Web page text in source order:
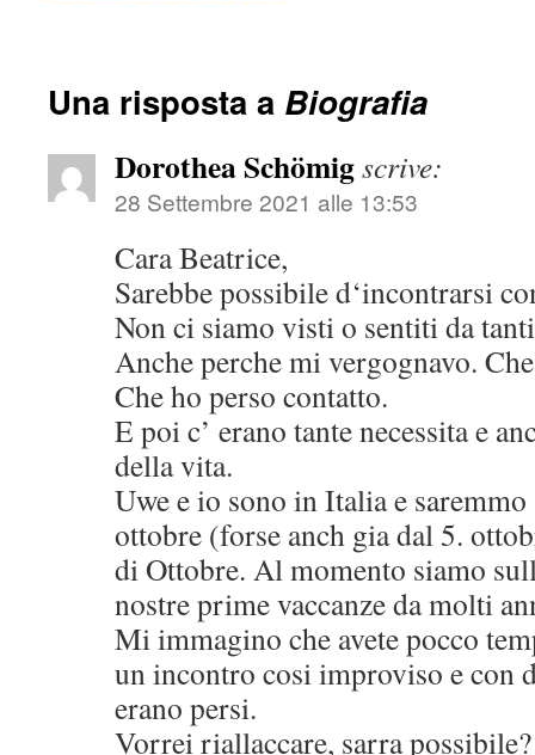
Una risposta a Biografia
Dorothea Schömigscrive:
28 Settembre 2021 alle 13:53
Cara Beatrice,
Sarebbe possibile d‘incontrarsi
Non ci siamo visti o sentiti da
Anche perche mi vergognavo.
Che ho perso contatto.
E poi c’ erano tante necessita e
della vita.
Uwe e io sono in Italia e
ottobre (forse anch gia dal 5.
di Ottobre. Al momento siamo
nostre prime vaccanze da molti
Mi immagino che avete pocco
un incontro cosi improviso e con
erano persi.
Vorrei riallaccare, sarra possibile?